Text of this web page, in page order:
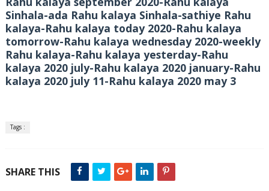
Sinhala-ada Rahu kalaya Sinhala-sathiye Rahu
kalaya-Rahu kalaya today 2020-Rahu kalaya
tomorrow-Rahu kalaya wednesday 2020-weekly
Rahu kalaya-Rahu kalaya yesterday-Rahu
kalaya 2020 july-Rahu kalaya 2020 january-Rahu
kalaya 2020 july 11-Rahu kalaya 2020 may 3
Tags :
SHARE THIS